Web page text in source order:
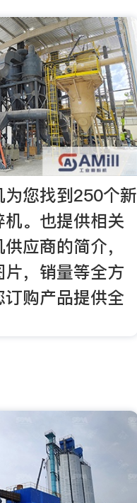
您找到250个新
。也提供相关
应商的简介，
，销量等全方
购产品提供全